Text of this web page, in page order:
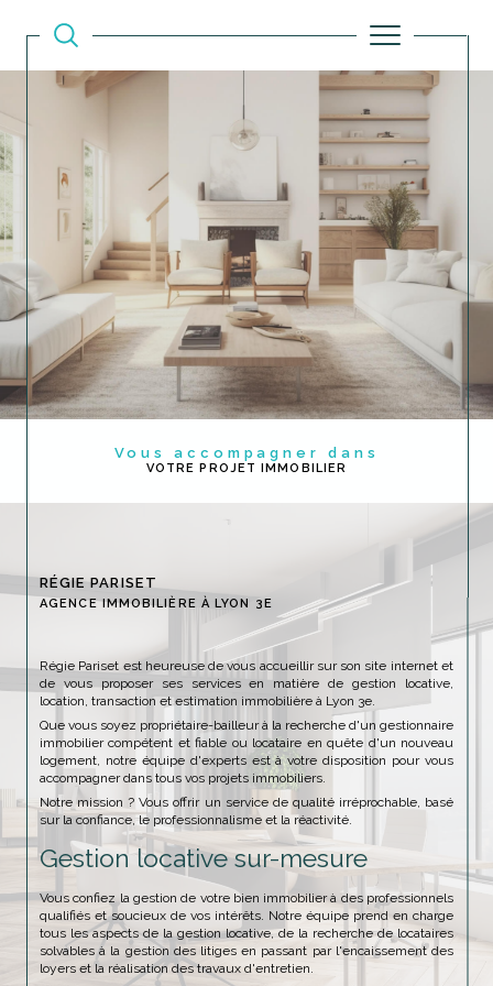
Vous accompagner dans
VOTRE PROJET IMMOBILIER
RÉGIE PARISET
AGENCE IMMOBILIÈRE À LYON 3E
Régie Pariset est heureuse de vous accueillir sur son site internet et
de vous proposer ses services en matière de gestion locative,
location, transaction et estimation immobilière à Lyon 3e.
Que vous soyez propriétaire-bailleur à la recherche d'un gestionnaire
immobilier compétent et fiable ou locataire en quête d'un nouveau
logement, notre équipe d'experts est à votre disposition pour vous
accompagner dans tous vos projets immobiliers.
Notre mission ? Vous offrir un service de qualité irréprochable, basé
sur la confiance, le professionnalisme et la réactivité.
Gestion locative sur-mesure
Vous confiez la gestion de votre bien immobilier à des professionnels
qualifiés et soucieux de vos intérêts. Notre équipe prend en charge
tous les aspects de la gestion locative, de la recherche de locataires
solvables à la gestion des litiges en passant par l'encaissement des
loyers et la réalisation des travaux d'entretien.